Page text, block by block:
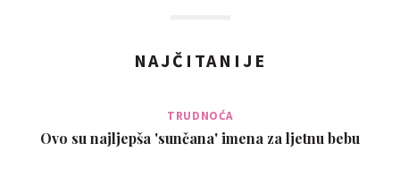
NAJČITANIJE
TRUDNOĆA
Ovo su najljepša 'sunčana' imena za ljetnu bebu